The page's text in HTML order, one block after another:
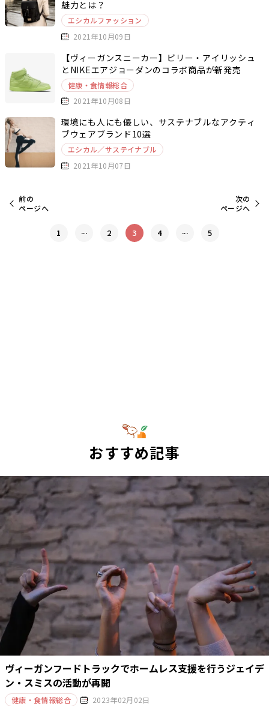
魅力とは？
エシカルファッション
2021年10月09日
【ヴィーガンスニーカー】ビリー・アイリッシュ
とNIKEエアジョーダンのコラボ商品が新発売
健康・食情報総合
2021年10月08日
環境にも人にも優しい、サステナブルなアクティ
ブウェアブランド10選
エシカル／サステイナブル
2021年10月07日
1
前の
ページへ
... 2 3 4 ...
次の
ページへ
5
おすすめ記事
ヴィーガンフードトラックでホームレス支援を行うジェイデ
ン・スミスの活動が再開
健康・食情報総合 2023年02月02日